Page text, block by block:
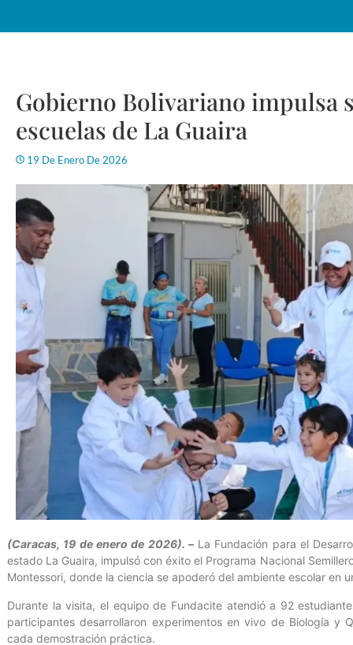
Gobierno Bolivariano impulsa
escuelas de La Guaira
19 De Enero De 2026
(Caracas, 19 de enero de 2026). –La Fundación para el
estado La Guaira, impulsó con éxito el Programa Nacional
Montessori, donde la ciencia se apoderó del ambiente escolar en
Durante la visita, el equipo de Fundacite atendió a 92
participantes desarrollaron experimentos en vivo de Biología y
cada demostración práctica.